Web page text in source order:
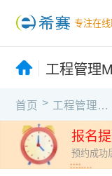
专注在
工程管理
首页 > 工程管理MEM
报名
预约成功